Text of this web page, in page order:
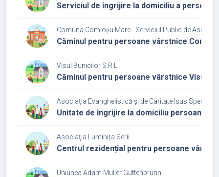
Serviciul de îngrijire la domiciliu a
Comuna Comloșu Mare - Serviciul Public de
Căminul pentru persoane vârstnice
Visul Bunicilor S.R.L.
Căminul pentru persoane vârstnice Visul
Asociaţia Evanghelistică și de Caritate Isus Speranța
Unitate de îngrijire la domiciliu persoane
Asociaţia Luminița Serii
Centrul rezidențial pentru persoane
Uniunea Adam Muller Guttenbrunn